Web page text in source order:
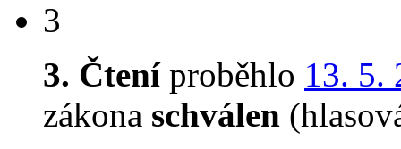
3
3. Čteníproběhlo 13. 5.
zákona schválen